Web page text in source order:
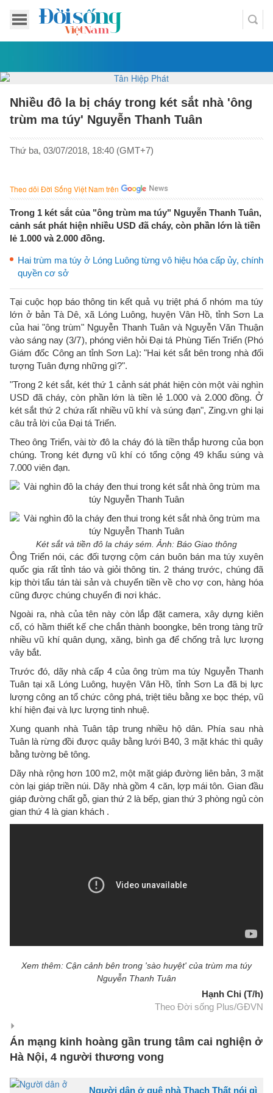
Nhiều đô la bị cháy trong két sắt nhà 'ông
trùm ma túy' Nguyễn Thanh Tuân
Thứ ba, 03/07/2018, 18:40 (GMT+7)
Theo dõi Đời Sống Việt Nam trên
Trong 1 két sắt của "ông trùm ma túy" Nguyễn Thanh Tuân,
cảnh sát phát hiện nhiều USD đã cháy, còn phần lớn là tiền
lẻ 1.000 và 2.000 đồng.
Hai trùm ma túy ở Lóng Luông từng vô hiệu hóa cấp ủy, chính
quyền cơ sở
Tại cuộc họp báo thông tin kết quả vụ triệt phá ổ nhóm ma túy
lớn ở bản Tà Dê, xã Lóng Luông, huyện Vân Hồ, tỉnh Sơn La
của hai "ông trùm" Nguyễn Thanh Tuân và Nguyễn Văn Thuận
vào sáng nay (3/7), phóng viên hỏi Đại tá Phùng Tiến Triển (Phó
Giám đốc Công an tỉnh Sơn La): "Hai két sắt bên trong nhà đối
tượng Tuân đựng những gì?".
"Trong 2 két sắt, két thứ 1 cảnh sát phát hiện còn một vài nghìn
USD đã cháy, còn phần lớn là tiền lẻ 1.000 và 2.000 đồng. Ở
két sắt thứ 2 chứa rất nhiều vũ khí và súng đạn", Zing.vn ghi lại
câu trả lời của Đại tá Triển.
Theo ông Triển, vài tờ đô la cháy đó là tiền thắp hương của bọn
chúng. Trong két đựng vũ khí có tổng cộng 49 khẩu súng và
7.000 viên đạn.
Két sắt và tiền đô la cháy sém. Ảnh: Báo Giao thông
Ông Triển nói, các đối tượng cộm cán buôn bán ma túy xuyên
quốc gia rất tỉnh táo và giỏi thông tin. 2 tháng trước, chúng đã
kịp thời tẩu tán tài sản và chuyển tiền về cho vợ con, hàng hóa
cũng được chúng chuyển đi nơi khác.
Ngoài ra, nhà của tên này còn lắp đặt camera, xây dựng kiên
cố, có hầm thiết kế che chắn thành boongke, bên trong tàng trữ
nhiều vũ khí quân dụng, xăng, bình ga để chống trả lực lượng
vây bắt.
Trước đó, dãy nhà cấp 4 của ông trùm ma túy Nguyễn Thanh
Tuân tại xã Lóng Luông, huyện Vân Hồ, tỉnh Sơn La đã bị lực
lượng công an tổ chức công phá, triệt tiêu bằng xe bọc thép, vũ
khí hiện đại và lực lượng tinh nhuệ.
Xung quanh nhà Tuân tập trung nhiều hộ dân. Phía sau nhà
Tuân là rừng đồi được quây bằng lưới B40, 3 mặt khác thì quây
bằng tường bê tông.
Dãy nhà rộng hơn 100 m2, một mặt giáp đường liên bản, 3 mặt
còn lại giáp triền núi. Dãy nhà gồm 4 căn, lợp mái tôn. Gian đầu
giáp đường chất gỗ, gian thứ 2 là bếp, gian thứ 3 phòng ngủ còn
gian thứ 4 là gian khách .
Xem thêm: Cận cảnh bên trong 'sào huyệt' của trùm ma túy
Nguyễn Thanh Tuân
Hạnh Chi (T/h)
Theo Đời sống Plus/GĐVN
Án mạng kinh hoàng gần trung tâm cai nghiện ở
Hà Nội, 4 người thương vong
Người dân ở quê nhà Thạch Thất nói gì